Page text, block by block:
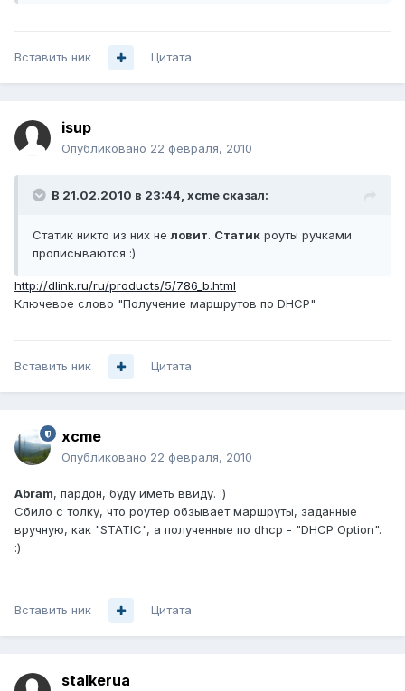
Вставить ник Цитата
isup
Опубликовано 22 февраля, 2010
В 21.02.2010 в 23:44, xcme сказал:
Статик никто из них неловит. Статик роуты ручками
прописываются :)
http://dlink.ru/ru/products/5/786_b.html
Ключевое слово "Получение маршрутов по DHCP"
Вставить ник Цитата
xcme
Опубликовано 22 февраля, 2010
Abram, пардон, буду иметь ввиду. :)
Сбило с толку, что роутер обзывает маршруты, заданные
вручную, как "STATIC", а полученные по dhcp - "DHCP Option".
:)
Вставить ник Цитата
stalkerua